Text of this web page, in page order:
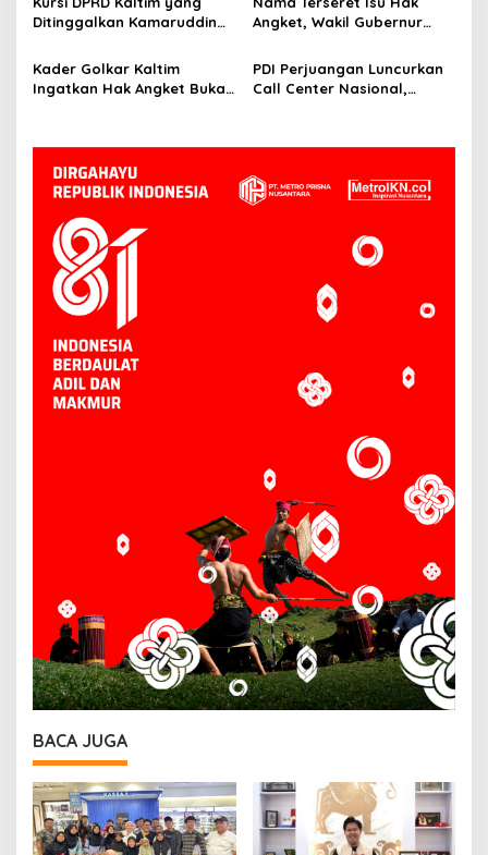
Ditinggalkan Kamaruddin
Diparipurnakan, DPRD
Kaltim Tunggu Surat Resmi
NasDem
Angket, Wakil Gubernur
DPRD
Kader Golkar Kaltim
Ingatkan Hak Angket Bukan
PDI Perjuangan Luncurkan
Call Center Nasional,
Keluhan
BACA JUGA